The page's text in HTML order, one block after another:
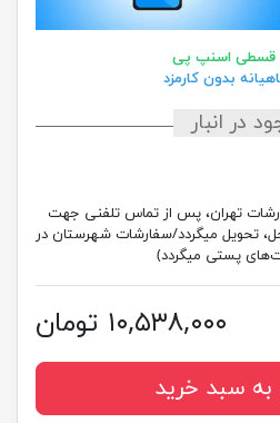
قسطی اسنپ پی
در انبار
(سفارشات تهران، پس از تماس تلفنی جهت
تحویل میگردد/سفارشات شهرستان در
پستی میگردد)
۱۰,۵۳۸,۰۰۰ تومان
به سبد خرید